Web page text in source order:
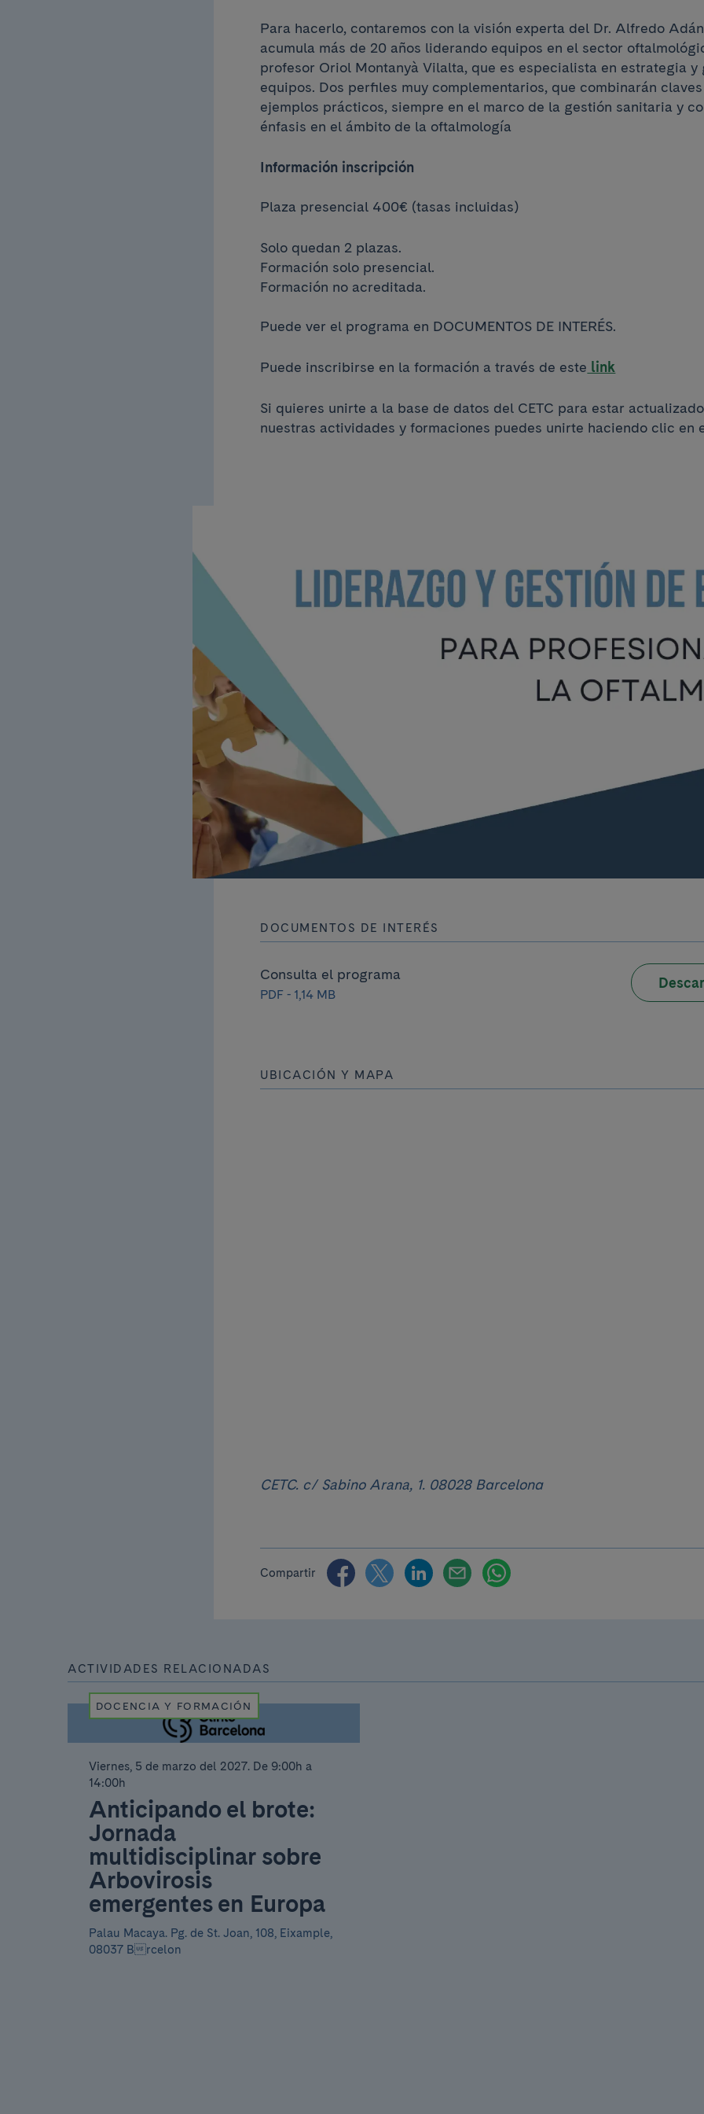
Para hacerlo, contaremos con la visión experta del Dr. Alfredo
acumula más de 20 años liderando equipos en el sector
profesor Oriol Montanyà Vilalta, que es especialista en estrategia y
equipos. Dos perfiles muy complementarios, que combinarán
ejemplos prácticos, siempre en el marco de la gestión sanitaria y
énfasis en el ámbito de la oftalmología
Información inscripción
Plaza presencial 400€ (tasas incluidas)
Solo quedan 2 plazas.
Formación solo presencial.
Formación no acreditada.
Puede ver el programa en DOCUMENTOS DE INTERÉS.
Puede inscribirse en la formación a través de este link
Si quieres unirte a la base de datos del CETC para estar
nuestras actividades y formaciones puedes unirte haciendo clic en
DOCUMENTOS DE INTERÉS
Consulta el programa
PDF - 1,14 MB
UBICACIÓN Y MAPA
CETC. c/ Sabino Arana, 1. 08028 Barcelona
Compartir
ACTIVIDADES RELACIONADAS
DOCENCIA Y FORMACIÓN
Viernes, 5 de marzo del 2027. De 9:00h a
14:00h
Anticipando el brote:
Jornada
multidisciplinar sobre
Arbovirosis
emergentes en Europa
Palau Macaya. Pg. de St. Joan, 108, Eixample,
08037 Brcelon